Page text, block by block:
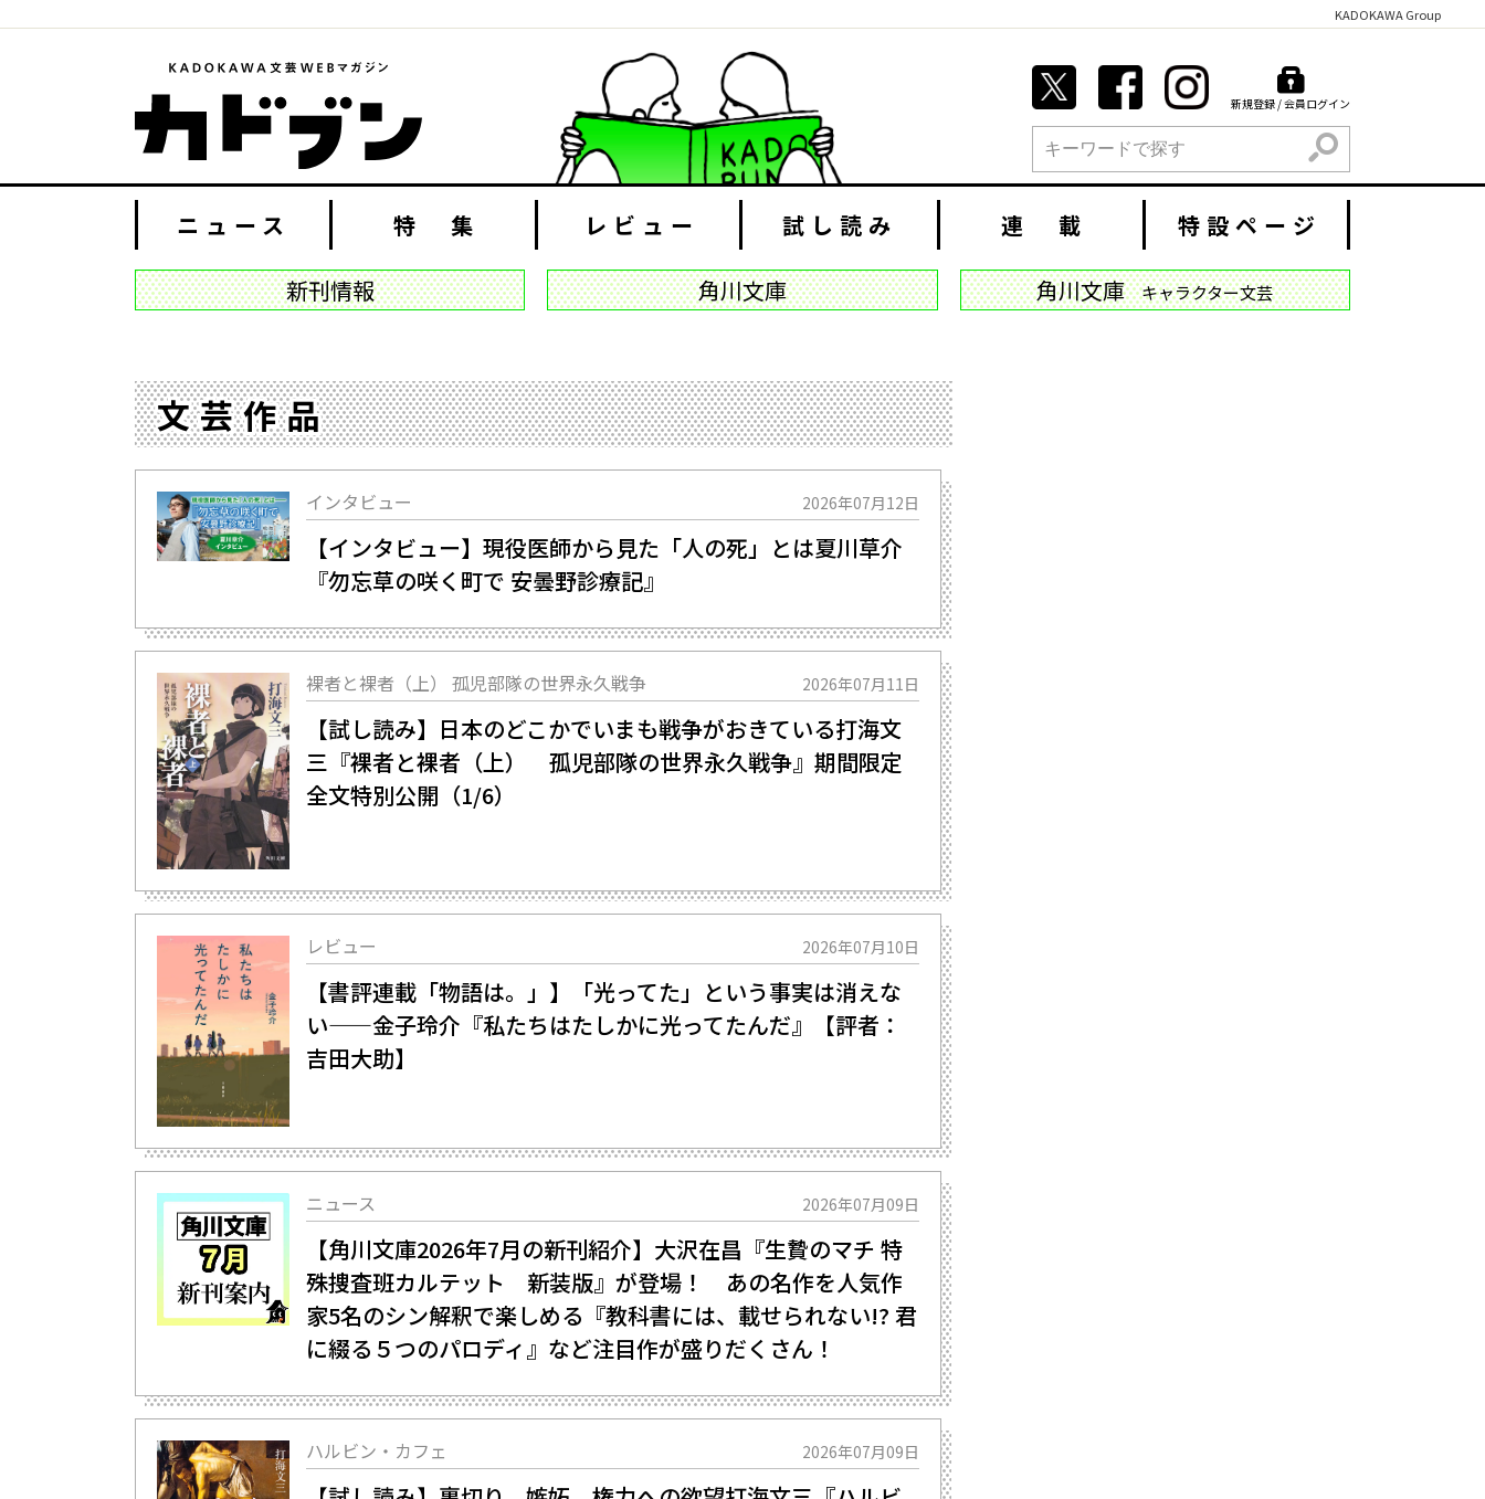
KADOKAWA Group
新規登録 / 会員ログイン
検索
ニュース 特 集 レビュー 試し読み 連 載 特設ページ
新刊情報 角川文庫 角川文庫 キャラクター文芸
文芸作品
インタビュー 2026年07月12日
【インタビュー】現役医師から見た「人の死」とは――夏川草介
『勿忘草の咲く町で 安曇野診療記』
裸者と裸者（上） 孤児部隊の世界永久戦争 2026年07月11日
【試し読み】日本のどこかでいまも戦争がおきている――打海文
三『裸者と裸者（上） 孤児部隊の世界永久戦争』期間限定
全文特別公開（1/6）
レビュー 2026年07月10日
【書評連載「物語は。」】「光ってた」という事実は消えな
い——金子玲介『私たちはたしかに光ってたんだ』【評者：
吉田大助】
ニュース 2026年07月09日
【角川文庫2026年7月の新刊紹介】大沢在昌『生贄のマチ 特
殊捜査班カルテット 新装版』が登場！ あの名作を人気作
家5名のシン解釈で楽しめる『教科書には、載せられない!? 君
に綴る５つのパロディ』など注目作が盛りだくさん！
ハルビン・カフェ 2026年07月09日